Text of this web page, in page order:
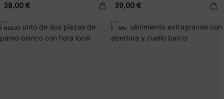
38,00 € 39,00 €
NUEVO -10%